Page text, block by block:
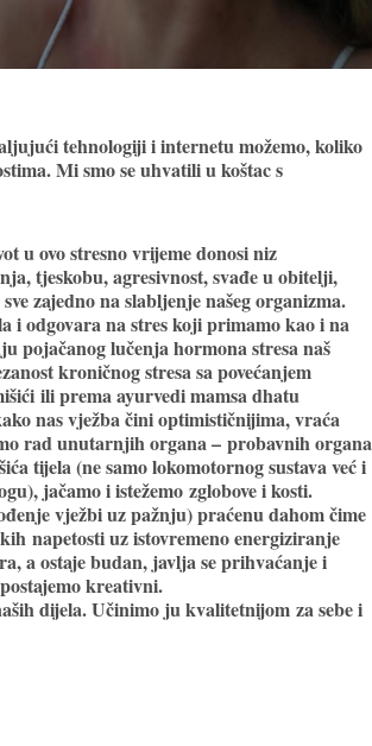
tehnologiji i internetu možemo, koliko
Mi smo se uhvatili u koštac s
u ovo stresno vrijeme donosi niz
tjeskobu, agresivnost, svađe u obitelji,
zajedno na slabljenje našeg organizma.
i odgovara na stres koji primamo kao i na
pojačanog lučenja hormona stresa naš
kroničnog stresa sa povećanjem
ili prema ayurvedi mamsa dhatu
nas vježba čini optimističnijima, vraća
rad unutarnjih organa – probavnih organa
tijela (ne samo lokomotornog sustava već i
jačamo i istežemo zglobove i kosti.
vježbi uz pažnju) praćenu dahom čime
napetosti uz istovremeno energiziranje
a ostaje budan, javlja se prihvaćanje i
kreativni.
dijela. Učinimo ju kvalitetnijom za sebe i